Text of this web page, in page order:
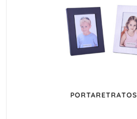
PORTARETRATOS